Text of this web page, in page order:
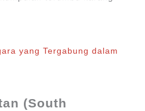
yang Tergabung dalam
(South